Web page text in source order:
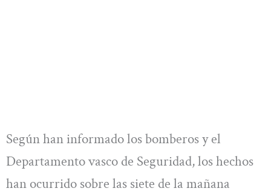
Según han informado los bomberos y el
Departamento vasco de Seguridad, los hechos
han ocurrido sobre las siete de la mañana